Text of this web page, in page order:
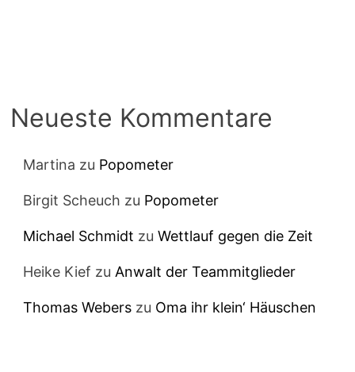
Neueste Kommentare
Martina zu Popometer
Birgit Scheuch zu Popometer
Michael Schmidt zuWettlauf gegen die Zeit
Heike Kief zuAnwalt der Teammitglieder
Thomas Webers zu Oma ihr klein‘ Häuschen